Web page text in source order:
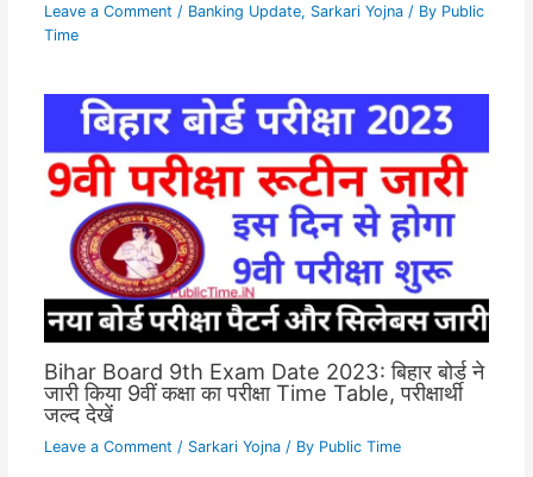
Leave a Comment / Banking Update, Sarkari Yojna/ By Public
Time
Bihar Board 9th Exam Date 2023: बिहार बोर्ड ने
जारी किया 9वीं कक्षा का परीक्षा Time Table, परीक्षार्थी
जल्द देखें
Leave a Comment / Sarkari Yojna/ By Public Time